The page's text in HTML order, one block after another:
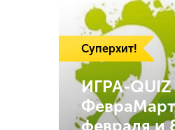
Суперхит!
ИГРА-QUIZ
февраля и